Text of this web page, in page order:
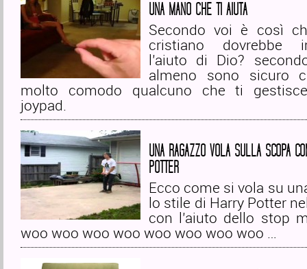
UNA MANO CHE TI AIUTA
Secondo voi è così
cristiano dovrebbe
l’aiuto di Dio?
almeno sono sicuro
molto comodo qualcuno che ti
joypad.
UNA RAGAZZO VOLA SULLA SCOPA
POTTER
Ecco come si vola su
lo stile di Harry Potter
con l’aiuto dello stop
woo woo woo woo woo woo woo woo …